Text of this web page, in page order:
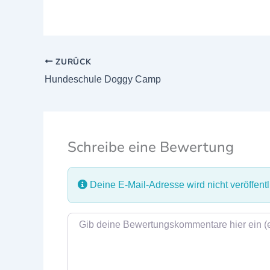
ZURÜCK
Hundeschule Doggy Camp
Schreibe eine Bewertung
Deine E-Mail-Adresse wird nicht
Rezensionstext